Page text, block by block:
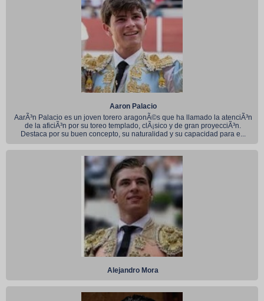
Aaron Palacio
AarÃ³n Palacio es un joven torero aragonÃ©s que ha llamado la atenciÃ³n
de la aficiÃ³n por su toreo templado, clÃ¡sico y de gran proyecciÃ³n.
Destaca por su buen concepto, su naturalidad y su capacidad para e...
Alejandro Mora